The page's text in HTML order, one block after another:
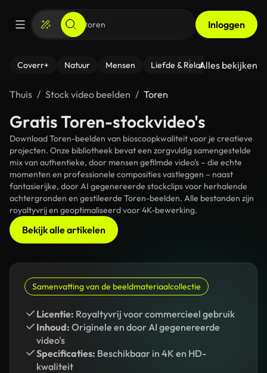
Inloggen
Coverr+ Natuur Mensen Liefde & Relaties - Fitness
Alles bekijken
Thuis Stock video beelden Toren
Gratis Toren-stockvideo's
Download Toren-beelden van bioscoopkwaliteit voor je creatieve
projecten. Onze bibliotheek bevat een zorgvuldig samengestelde
mix van authentieke, door mensen gefilmde video's – die echte
momenten en professionele composities vastleggen – naast
fantasierijke, door AI gegenereerde stockclips voor herhalende
achtergronden en gestileerde Toren-beelden. Alle bestanden zijn
royaltyvrij en geoptimaliseerd voor 4K-bewerking.
Bekijk alle artikelen
Samenvatting van de beeldmateriaalcollectie
Licentie: Royaltyvrij voor commercieel gebruik
Inhoud: Originele en door AI gegenereerde
video's
Specificaties: Beschikbaar in 4K en HD-
kwaliteit